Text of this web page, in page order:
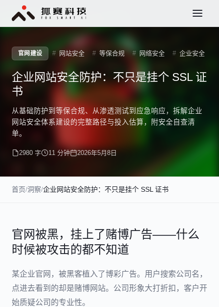
官网建设 网站安全 等保合规 网络安全 企业安全
企业网站安全防护：不只是挂个 SSL 证
书
从基础防护到等保合规、从渗透测试到应急响应，拆解企业
网站安全体系建设的完整路径与投入估算，附安全自查清
单。
2980 字 11 分钟 2026年5月8日
首页/洞察/企业网站安全防护：不只是挂个 SSL 证书
官网被黑，挂上了赌博广告——什么
时候被攻击的都不知道
某企业官网，被黑客植入了博彩广告。用户搜索公司名，
点进去看到的却是赌博网站。公司形象大打折扣，客户开
始质疑公司的专业性。